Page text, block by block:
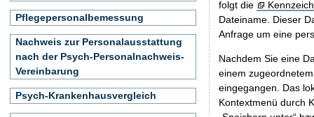
folgt die
Dateiname. Dieser
Anfrage um eine
Nachdem Sie eine
einem
eingegangen. Das
Kontextmenü durch
Pflegepersonalbemessung
Nachweis zur Personalausstattung
nach der Psych-Personalnachweis-
Vereinbarung
Psych-Krankenhausvergleich